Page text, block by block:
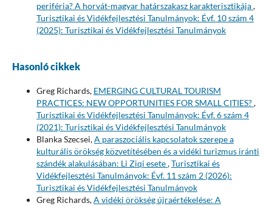
periféria? A horvát-magyar határszakasz karakterisztikája,
Turisztikai és Vidékfejlesztési Tanulmányok: Évf. 10 szám 4
(2025): Turisztikai és Vidékfejlesztési Tanulmányok
Hasonló cikkek
Greg Richards, EMERGING CULTURAL TOURISM
PRACTICES: NEW OPPORTUNITIES FOR SMALL CITIES?,
Turisztikai és Vidékfejlesztési Tanulmányok: Évf. 6 szám 4
(2021): Turisztikai és Vidékfejlesztési Tanulmányok
Blanka Szecsei,A paraszociális kapcsolatok szerepe a
kulturális örökség közvetítésében és a vidéki turizmus iránti
szándék alakulásában: Li Ziqi esete,Turisztikai és
Vidékfejlesztési Tanulmányok: Évf. 11 szám 2 (2026):
Turisztikai és Vidékfejlesztési Tanulmányok
Greg Richards,A vidéki örökség újraértékelése: A